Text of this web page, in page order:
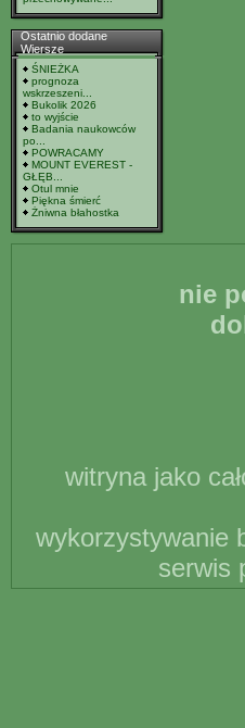
Ostatnio dodane
Wiersze
ŚNIEŻKA
prognoza
wskrzeszeni...
Bukolik 2026
to wyjście
Badania naukowców
po...
POWRACAMY
MOUNT EVEREST -
GŁĘB...
Otul mnie
Piękna śmierć
Żniwna błahostka
nie
witryna jako
wykorzystywanie
serwis